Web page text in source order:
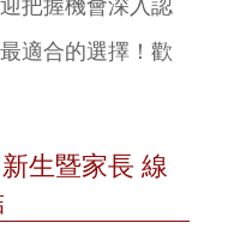
把握機會深入認
適合的選擇！歡
新生暨家長 線